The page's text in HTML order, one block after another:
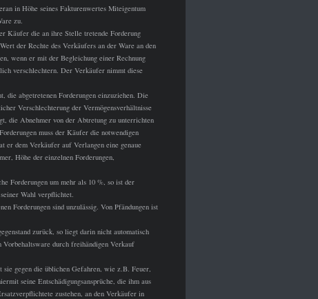
in Höhe seines Fakturenwertes Miteigentum
zu.
Käufer die an ihre Stelle tretende Forderung
der Rechte des Verkäufers an der Ware an den
wenn er mit der Begleichung einer Rechnung
verschlechtern. Der Verkäufer nimmt diese
die abgetretenen Forderungen einzuziehen. Die
Verschlechterung der Vermögensverhältnisse
die Abnehmer von der Abtretung zu unterrichten
muss der Käufer die notwendigen
er dem Verkäufer auf Verlangen eine genaue
Höhe der einzelnen Forderungen,
Forderungen um mehr als 10 %, so ist der
Wahl verpflichtet.
Forderungen sind unzulässig. Von Pfändungen ist
zurück, so liegt darin nicht automatisch
durch freihändigen Verkauf
gegen die üblichen Gefahren, wie z.B. Feuer,
seine Entschädigungsansprüche, die ihm aus
zustehen, an den Verkäufer in